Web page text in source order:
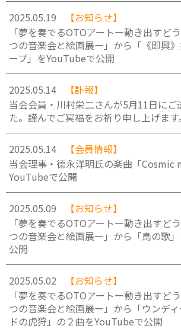
2025.05.19
【お知らせ】
「夢を奏でるOTOアートー動き出すど
つの音楽会と絵画展ー」から「《即興
ープ」をYouTubeで公開
2025.05.14
【訃報】
当会会員・川村栄二さんが5月11日にご
た。謹んでご冥福をお祈り申し上げます。
2025.05.14
【会員情報】
当会理事・德永洋明氏の楽曲「Cosmic
YouTubeで公開
2025.05.09
【お知らせ】
「夢を奏でるOTOアートー動き出すど
つの音楽会と絵画展ー」から「鳥の歌
公開
2025.05.02
【お知らせ】
「夢を奏でるOTOアートー動き出すど
つの音楽会と絵画展ー」から「ウンデ
ドの虎狩」の２曲をYouTubeで公開